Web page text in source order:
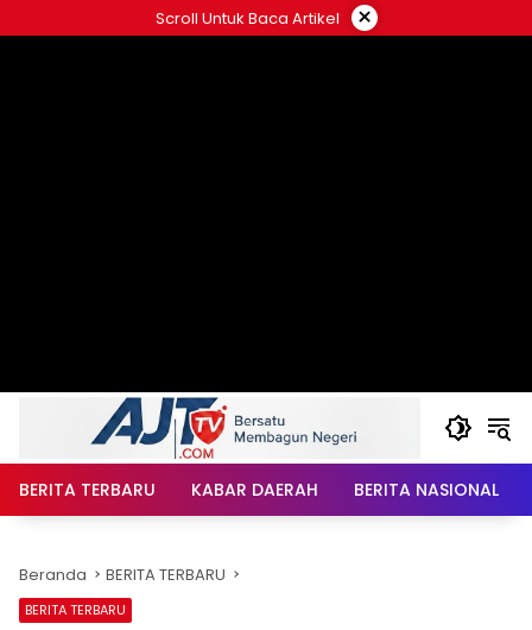
ke
Scroll Untuk Baca Artikel ×
BERITA TERBARU KABAR DAERAH BERITA NASIONAL
Beranda BERITA TERBARU
BERITA TERBARU